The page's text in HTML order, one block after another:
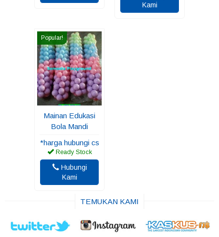
Kami
Popular!
Mainan Edukasi
Bola Mandi
*harga hubungi cs
Ready Stock
Hubungi
Kami
TEMUKAN KAMI